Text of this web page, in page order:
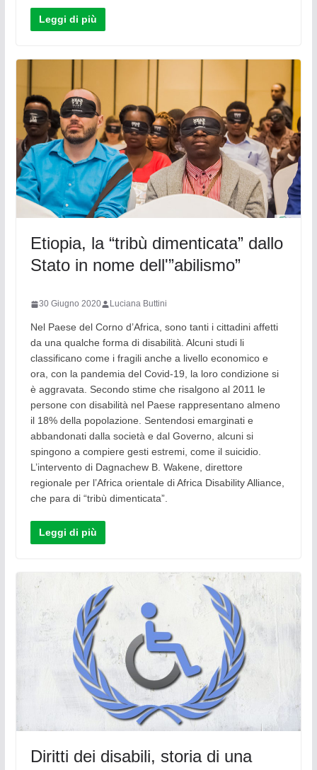
Leggi di più
Etiopia, la “tribù dimenticata” dallo
Stato in nome dell'”abilismo”
30 Giugno 2020 Luciana Buttini
Nel Paese del Corno d’Africa, sono tanti i cittadini affetti
da una qualche forma di disabilità. Alcuni studi li
classificano come i fragili anche a livello economico e
ora, con la pandemia del Covid-19, la loro condizione si
è aggravata. Secondo stime che risalgono al 2011 le
persone con disabilità nel Paese rappresentano almeno
il 18% della popolazione. Sentendosi emarginati e
abbandonati dalla società e dal Governo, alcuni si
spingono a compiere gesti estremi, come il suicidio.
L’intervento di Dagnachew B. Wakene, direttore
regionale per l’Africa orientale di Africa Disability Alliance,
che para di “tribù dimenticata”.
Leggi di più
Diritti dei disabili, storia di una